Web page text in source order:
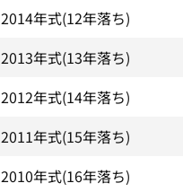
2014年式(12年落ち)
2013年式(13年落ち)
2012年式(14年落ち)
2011年式(15年落ち)
2010年式(16年落ち)